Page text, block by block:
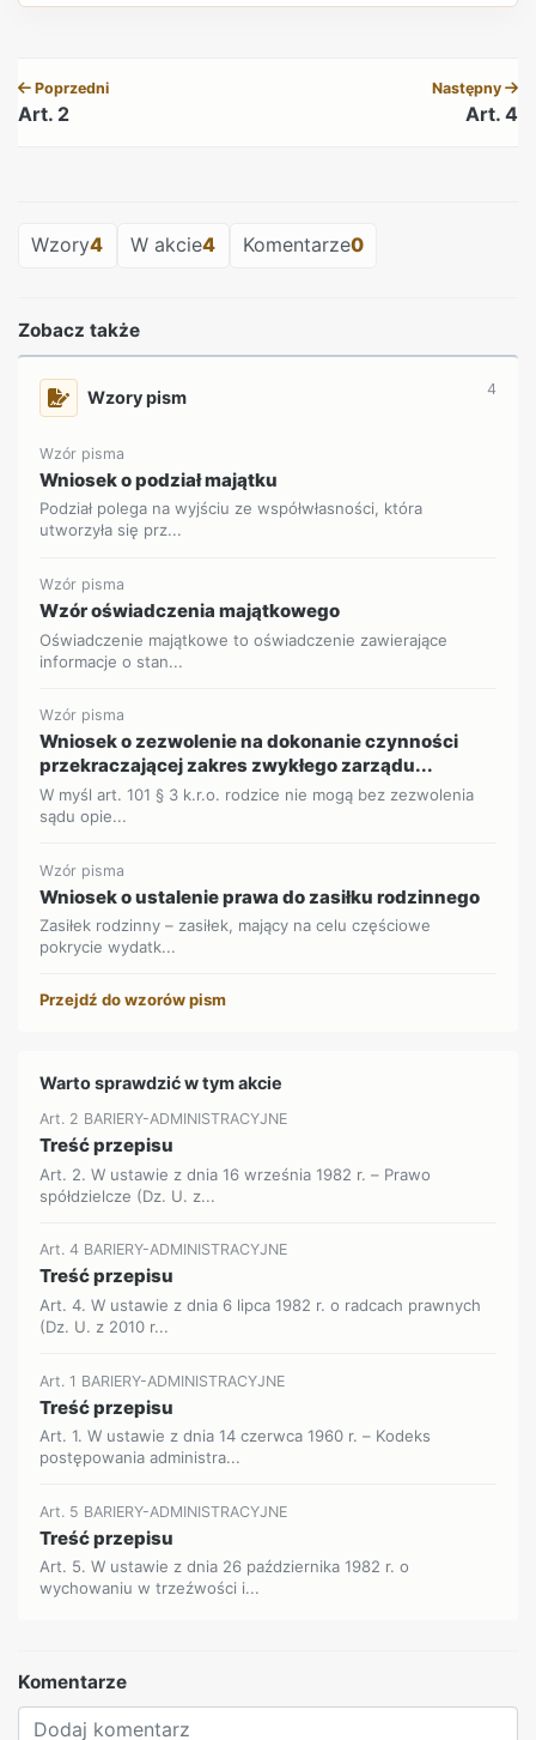
Poprzedni
Art. 2
Następny
Art. 4
Wzory4 W akcie4 Komentarze0
Zobacz także
Wzory pism 4
Wzór pisma
Wniosek o podział majątku
Podział polega na wyjściu ze współwłasności, która
utworzyła się prz...
Wzór pisma
Wzór oświadczenia majątkowego
Oświadczenie majątkowe to oświadczenie zawierające
informacje o stan...
Wzór pisma
Wniosek o zezwolenie na dokonanie czynności
przekraczającej zakres zwykłego zarządu...
W myśl art. 101 § 3 k.r.o. rodzice nie mogą bez zezwolenia
sądu opie...
Wzór pisma
Wniosek o ustalenie prawa do zasiłku rodzinnego
Zasiłek rodzinny – zasiłek, mający na celu częściowe
pokrycie wydatk...
Przejdź do wzorów pism
Warto sprawdzić w tym akcie
Art. 2 BARIERY-ADMINISTRACYJNE
Treść przepisu
Art. 2. W ustawie z dnia 16 września 1982 r. – Prawo
spółdzielcze (Dz. U. z...
Art. 4 BARIERY-ADMINISTRACYJNE
Treść przepisu
Art. 4. W ustawie z dnia 6 lipca 1982 r. o radcach prawnych
(Dz. U. z 2010 r...
Art. 1 BARIERY-ADMINISTRACYJNE
Treść przepisu
Art. 1. W ustawie z dnia 14 czerwca 1960 r. – Kodeks
postępowania administra...
Art. 5 BARIERY-ADMINISTRACYJNE
Treść przepisu
Art. 5. W ustawie z dnia 26 października 1982 r. o
wychowaniu w trzeźwości i...
Komentarze